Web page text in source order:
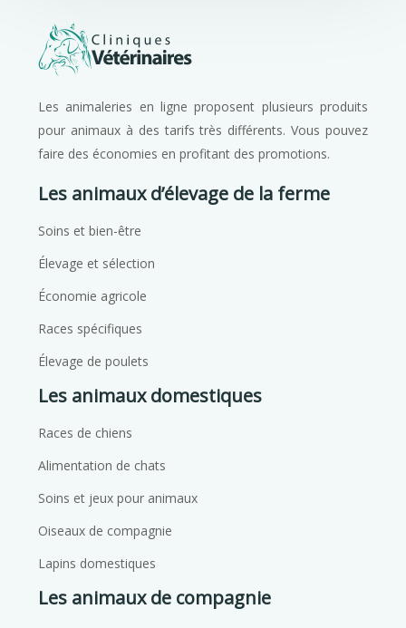
Les animaleries en ligne proposent plusieurs produits
pour animaux à des tarifs très différents. Vous pouvez
faire des économies en profitant des promotions.
Les animaux d’élevage de la ferme
Soins et bien-être
Élevage et sélection
Économie agricole
Races spécifiques
Élevage de poulets
Les animaux domestiques
Races de chiens
Alimentation de chats
Soins et jeux pour animaux
Oiseaux de compagnie
Lapins domestiques
Les animaux de compagnie